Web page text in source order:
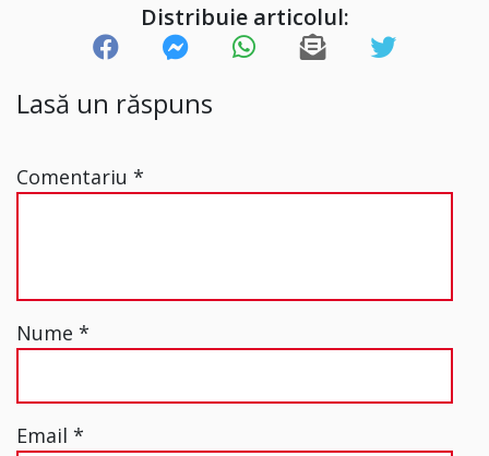
Distribuie articolul:
Lasă un răspuns
Comentariu *
Nume *
Email *